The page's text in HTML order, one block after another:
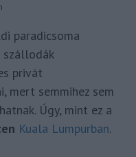
paradicsoma
szállodák
privát
mert semmihez sem
Úgy, mint ez a
Kuala Lumpurban.